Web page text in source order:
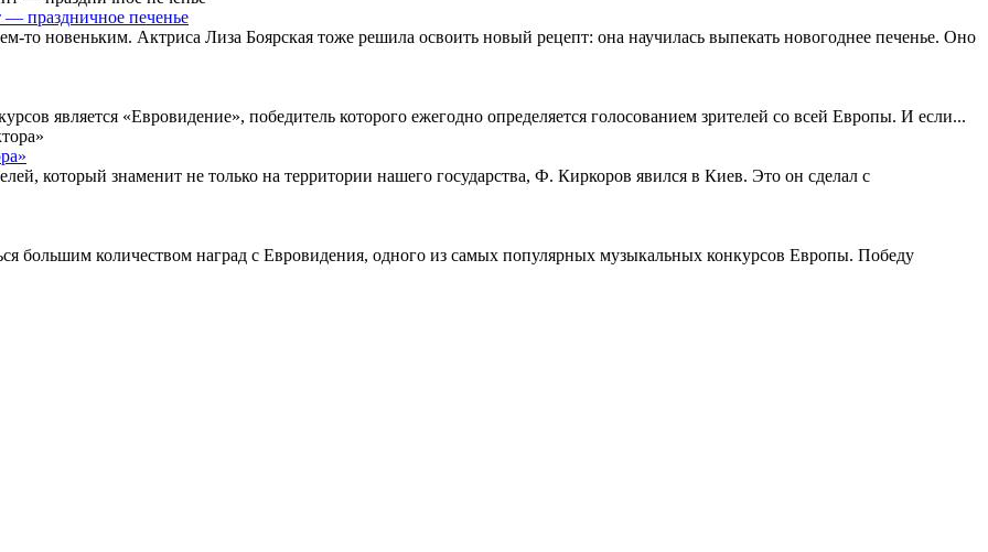
— праздничное печенье
то новеньким. Актриса Лиза Боярская тоже решила освоить новый рецепт: она научилась выпекать новогоднее печенье. Оно
является «Евровидение», победитель которого ежегодно определяется голосованием зрителей со всей Европы. И если...
который знаменит не только на территории нашего государства, Ф. Киркоров явился в Киев. Это он сделал с
большим количеством наград с Евровидения, одного из самых популярных музыкальных конкурсов Европы. Победу